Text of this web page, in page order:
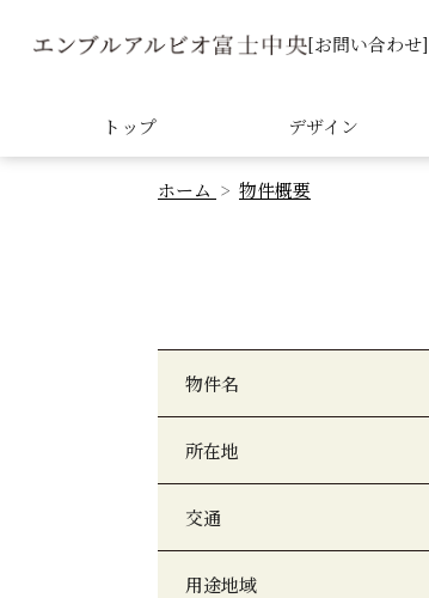
[お問い合わせ]
トップ デザイン
ホーム 物件概要
物件名
所在地
交通
用途地域